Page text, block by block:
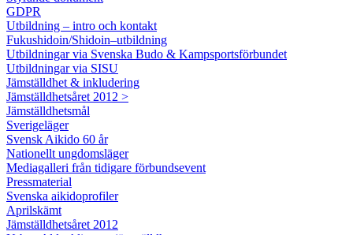
GDPR
Utbildning – intro och kontakt
Fukushidoin/Shidoin–utbildning
Utbildningar via Svenska Budo & Kampsportsförbundet
Utbildningar via SISU
Jämställdhet & inkludering
Jämställdhetsåret 2012 >
Jämställdhetsmål
Sverigeläger
Svensk Aikido 60 år
Nationellt ungdomsläger
Mediagalleri från tidigare förbundsevent
Pressmaterial
Svenska aikidoprofiler
Aprilskämt
Jämställdhetsåret 2012